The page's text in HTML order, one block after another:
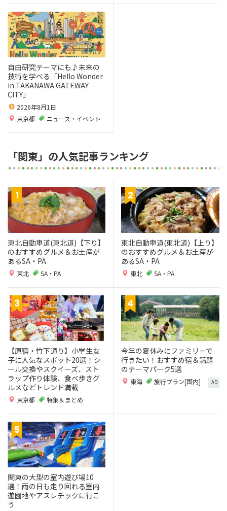
自由研究テーマにも♪未来の
技術を学べる「Hello Wonder
in TAKANAWA GATEWAY
CITY」
2026年8月1日
東京都
ニュース・イベント
「関東」の人気記事ランキング
東北自動車道(東北道)【下り】
のおすすめグルメ＆お土産が
あるSA・PA
東北 SA・PA
東北自動車道(東北道)【上り】
のおすすめグルメ＆お土産が
あるSA・PA
東北 SA・PA
【原宿・竹下通り】小学生女
子に人気なスポット20選！シ
ール交換やスクイーズ、スト
ラップ作り体験、食べ歩きグ
ルメなどトレンド満載
東京都 特集＆まとめ
今年の夏休みにファミリーで
行きたい！おすすめ宿＆話題
のテーマパーク5選
東海 旅行プラン[国内] AD
関東の大型の室内遊び場10
選！雨の日も走り回れる室内
遊園地やアスレチックに行こ
う